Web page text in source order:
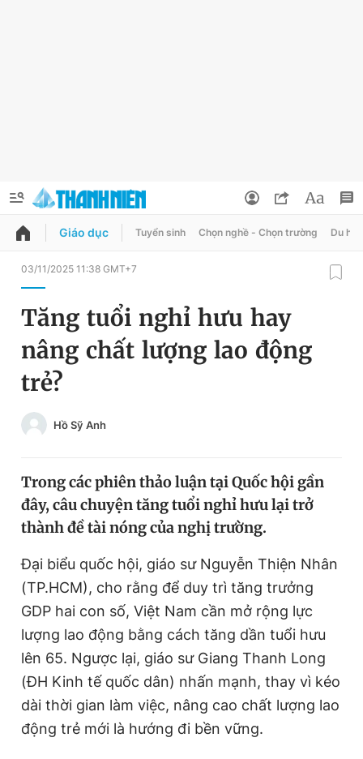
QUẢNG CÁO ĐẶT BÁO
Chuyên mục
Chuyên mục khác
Chào ngày mới
Video Magazine
Sản phẩm khác
Tiện ích Bạn cần biết
Thông tin tòa soạn Liên hệ quảng cáo
Đổi mật khẩu
Tin đã lưu
Giáo dục Tuyển sinh Chọn nghề - Chọn trường Du học
03/11/2025 11:38 GMT+7
Tăng tuổi nghỉ hưu hay
nâng chất lượng lao động
trẻ?
Hồ Sỹ Anh
Trong các phiên thảo luận tại Quốc hội gần
đây, câu chuyện tăng tuổi nghỉ hưu lại trở
thành đề tài nóng của nghị trường.
Đại biểu quốc hội, giáo sư Nguyễn Thiện Nhân
(TP.HCM), cho rằng để duy trì tăng trưởng
GDP hai con số, Việt Nam cần mở rộng lực
lượng lao động bằng cách tăng dần tuổi hưu
lên 65. Ngược lại, giáo sư Giang Thanh Long
(ĐH Kinh tế quốc dân) nhấn mạnh, thay vì kéo
dài thời gian làm việc, nâng cao chất lượng lao
động trẻ mới là hướng đi bền vững.